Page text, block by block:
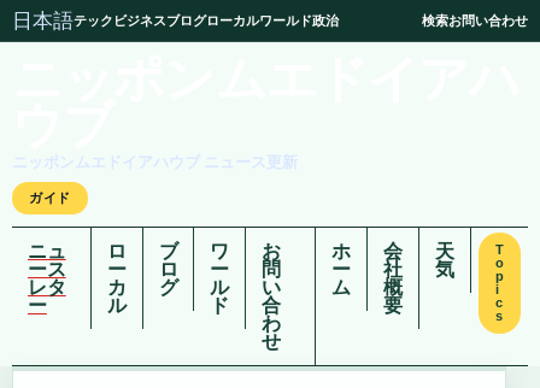
日本語テック ビジネスブログローカルワールド政治 検索お問い合わせ
ニッポンムエドイアハウブ ニュース更新
ガイド
ニュ
ース
レタ
ー
ロ
ー
カ
ル
ブ
ロ
グ
ワ
ー
ル
ド
お
問
い
合
わ
せ
ホ
ー
ム
会
社
概
要
天
気
T
o
p
i
c
s